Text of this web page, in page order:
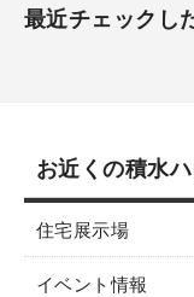
最近チェックし
お近くの積水
住宅展示場
イベント情報